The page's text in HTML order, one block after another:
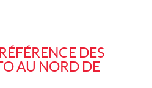
DES
AU NORD DE